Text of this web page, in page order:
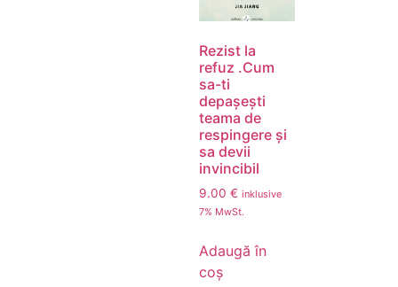
Rezist la
refuz .Cum
sa-ti
depaşeşti
teama de
respingere şi
sa devii
invincibil
9.00 € inklusive
7% MwSt.
Adaugă în
coș